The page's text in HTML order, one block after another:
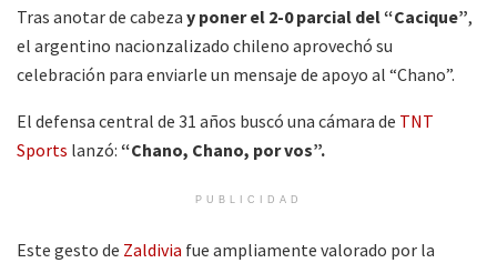
Tras anotar de cabeza y poner el 2-0 parcial del “Cacique”,
el argentino nacionzalizado chileno aprovechó su
celebración para enviarle un mensaje de apoyo al “Chano”.
El defensa central de 31 años buscó una cámara de TNT
Sports lanzó: “Chano, Chano, por vos”.
PUBLICIDAD
Este gesto de Zaldivia fue ampliamente valorado por la